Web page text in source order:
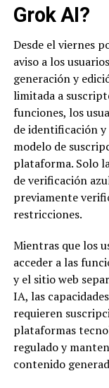
Grok AI?
Desde el viernes
aviso a los
generación y
limitada a
funciones, los
de identificación
modelo de
plataforma. Solo
de verificación
previamente
restricciones.
Mientras que los
acceder a las
y el sitio web
IA, las
requieren
plataformas
regulado y
contenido